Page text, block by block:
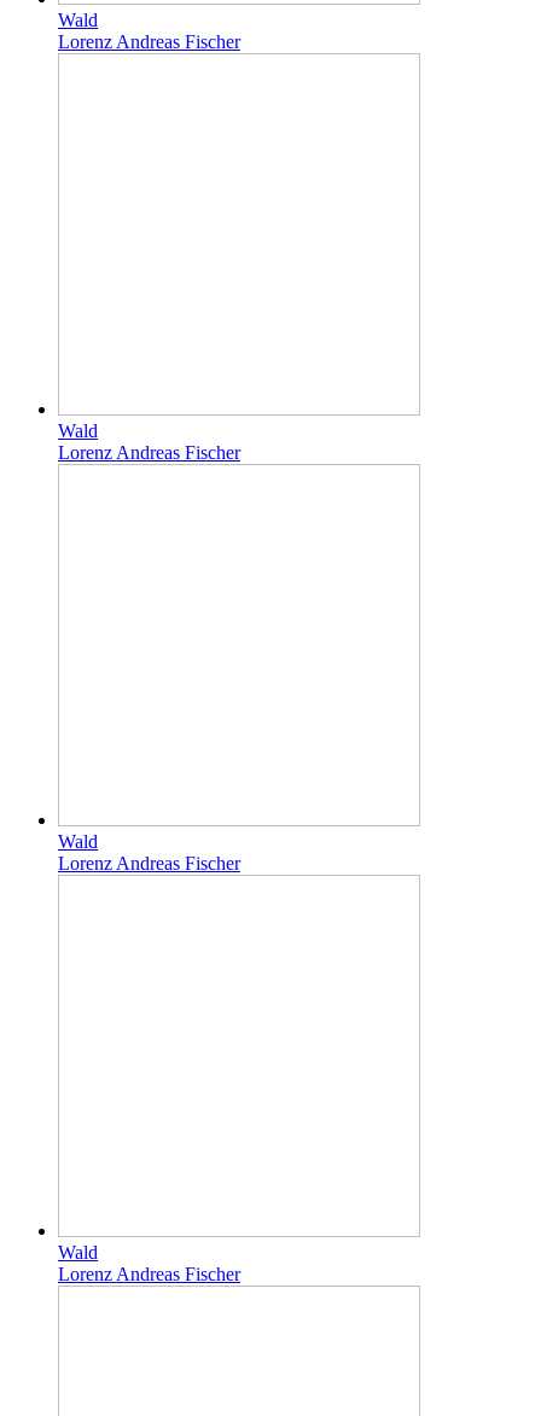
Wald
Lorenz Andreas Fischer
Wald
Lorenz Andreas Fischer
Wald
Lorenz Andreas Fischer
Wald
Lorenz Andreas Fischer